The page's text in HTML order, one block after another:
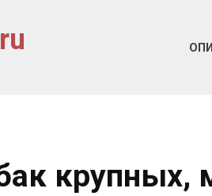
крупных,